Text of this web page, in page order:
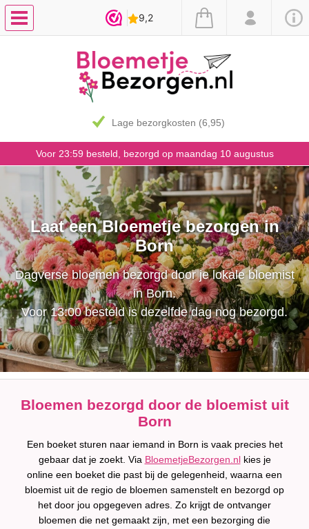
Lage bezorgkosten (6,95)
Voor 23:59 besteld, bezorgd op maandag 10 augustus
Laat een Bloemetje bezorgen in
Born
Dagverse bloemen bezorgd door je lokale bloemist
in Born.
Voor 13:00 besteld is dezelfde dag nog bezorgd.
Bloemen bezorgd door de bloemist uit
Born
Een boeket sturen naar iemand in Born is vaak precies het
gebaar dat je zoekt. Via BloemetjeBezorgen.nlkies je
online een boeket die past bij de gelegenheid, waarna een
bloemist uit de regio de bloemen samenstelt en bezorgd op
het door jou opgegeven adres. Zo krijgt de ontvanger
bloemen die net gemaakt zijn, met een bezorging die